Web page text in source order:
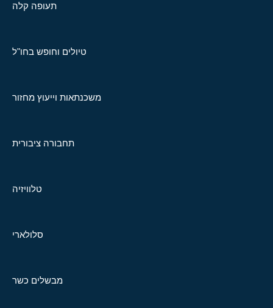
תעופה קלה
טיולים וחופש בחו"ל
משכנתאות וייעוץ מחזור
תחבורה ציבורית
טלוויזיה
סלולארי
מבשלים כשר